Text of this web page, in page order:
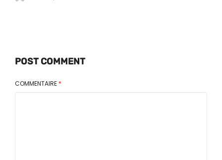
POST COMMENT
COMMENTAIRE *